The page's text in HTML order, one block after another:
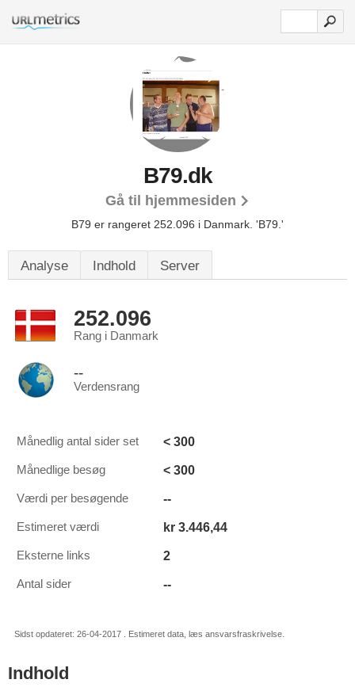
B79.dk
Gå til hjemmesiden
B79 er rangeret 252.096 i Danmark. 'B79.'
Analyse Indhold Server
252.096
Rang i Danmark
--
Verdensrang
Månedlig antal sider set < 300
Månedlige besøg < 300
Værdi per besøgende --
Estimeret værdi kr 3.446,44
Eksterne links 2
Antal sider --
Sidst opdateret: 26-04-2017 . Estimeret data, læs ansvarsfraskrivelse.
Indhold